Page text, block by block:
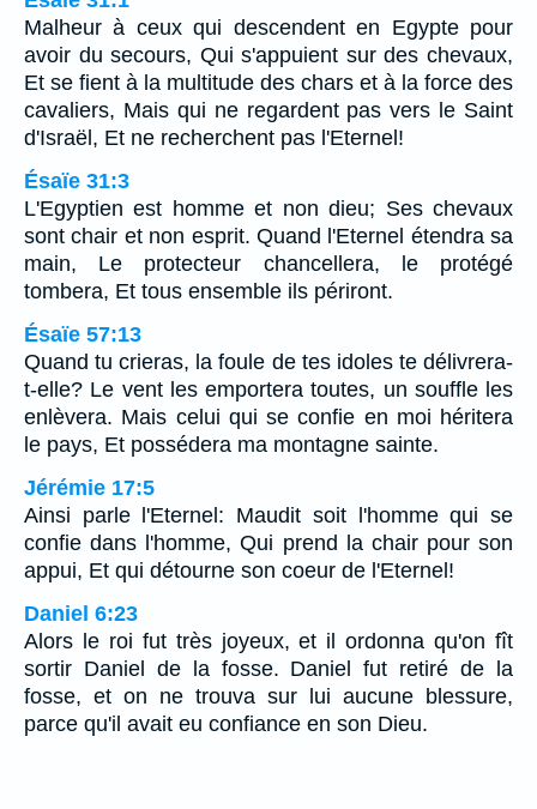
Malheur à ceux qui descendent en Egypte pour
avoir du secours, Qui s'appuient sur des chevaux,
Et se fient à la multitude des chars et à la force des
cavaliers, Mais qui ne regardent pas vers le Saint
d'Israël, Et ne recherchent pas l'Eternel!
Ésaïe 31:3
L'Egyptien est homme et non dieu; Ses chevaux
sont chair et non esprit. Quand l'Eternel étendra sa
main, Le protecteur chancellera, le protégé
tombera, Et tous ensemble ils périront.
Ésaïe 57:13
Quand tu crieras, la foule de tes idoles te délivrera-
t-elle? Le vent les emportera toutes, un souffle les
enlèvera. Mais celui qui se confie en moi héritera
le pays, Et possédera ma montagne sainte.
Jérémie 17:5
Ainsi parle l'Eternel: Maudit soit l'homme qui se
confie dans l'homme, Qui prend la chair pour son
appui, Et qui détourne son coeur de l'Eternel!
Daniel 6:23
Alors le roi fut très joyeux, et il ordonna qu'on fît
sortir Daniel de la fosse. Daniel fut retiré de la
fosse, et on ne trouva sur lui aucune blessure,
parce qu'il avait eu confiance en son Dieu.